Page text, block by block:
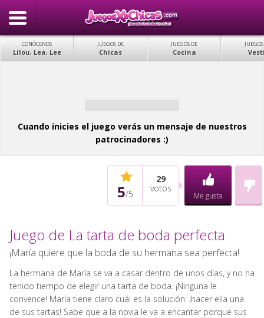
CONÓCENOS
Lilou, Lea, Lee
JUEGOS DE
Chicas
JUEGOS DE
Cocina
Cuando inicies el juego verás un mensaje de nuestros
patrocinadores :)
5/5
29
votos
Me gusta
Juego de La tarta de boda perfecta
¡María quiere que la boda de su hermana sea perfecta!
La hermana de María se va a casar dentro de unos días, y no ha
tenido tiempo de elegir una tarta de boda. ¡Ninguna le
convence! María tiene claro cuál es la solución: ¡hacer ella una
de sus tartas! Sabe que a la novia le va a encantar porque sus